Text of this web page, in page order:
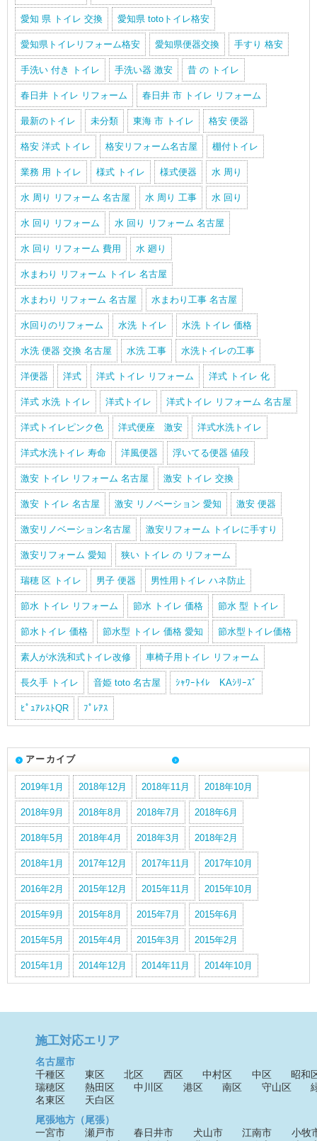
愛知 県 トイレ 交換 愛知県 totoトイレ格安
愛知県トイレリフォーム格安 愛知県便器交換 手すり 格安
手洗い 付き トイレ 手洗い器 激安 昔 の トイレ
春日井 トイレ リフォーム 春日井 市 トイレ リフォーム
最新のトイレ 未分類 東海 市 トイレ 格安 便器
格安 洋式 トイレ 格安リフォーム名古屋 棚付トイレ
業務 用 トイレ 様式 トイレ 様式便器 水 周り
水 周り リフォーム 名古屋 水 周り 工事 水 回り
水 回り リフォーム 水 回り リフォーム 名古屋
水 回り リフォーム 費用 水 廻り
水まわり リフォーム トイレ 名古屋
水まわり リフォーム 名古屋 水まわり工事 名古屋
水回りのリフォーム 水洗 トイレ 水洗 トイレ 価格
水洗 便器 交換 名古屋 水洗 工事 水洗トイレの工事
洋便器 洋式 洋式 トイレ リフォーム 洋式 トイレ 化
洋式 水洗 トイレ 洋式トイレ 洋式トイレ リフォーム 名古屋
洋式トイレピンク色 洋式便座 激安 洋式水洗トイレ
洋式水洗トイレ 寿命 洋風便器 浮いてる便器 値段
激安 トイレ リフォーム 名古屋 激安 トイレ 交換
激安 トイレ 名古屋 激安 リノベーション 愛知 激安 便器
激安リノベーション名古屋 激安リフォーム トイレに手すり
激安リフォーム 愛知 狭い トイレ の リフォーム
瑞穂 区 トイレ 男子 便器 男性用トイレ ハネ防止
節水 トイレ リフォーム 節水 トイレ 価格 節水 型 トイレ
節水トイレ 価格 節水型 トイレ 価格 愛知 節水型トイレ価格
素人が水洗和式トイレ改修 車椅子用トイレ リフォーム
長久手 トイレ 音姫 toto 名古屋 ｼｬﾜｰﾄｲﾚ KAｼﾘｰｽﾞ
ﾋﾟｭｱﾚｽﾄQR ﾌﾟﾚｱｽ
アーカイブ
2019年1月 2018年12月 2018年11月 2018年10月
2018年9月 2018年8月 2018年7月 2018年6月
2018年5月 2018年4月 2018年3月 2018年2月
2018年1月 2017年12月 2017年11月 2017年10月
2016年2月 2015年12月 2015年11月 2015年10月
2015年9月 2015年8月 2015年7月 2015年6月
2015年5月 2015年4月 2015年3月 2015年2月
2015年1月 2014年12月 2014年11月 2014年10月
施工対応エリア
名古屋市
千種区
東区 北区 西区 中村区 中区
昭和
瑞穂区
熱田区 中川区 港区 南区 守山区
名東区
天白区
尾張地方（尾張）
一宮市
瀬戸市 春日井市 犬山市 江南市
小牧